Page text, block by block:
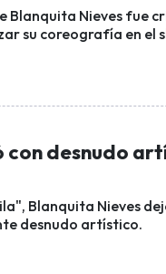
Blanquita Nieves fue
su coreografía en el
con desnudo
Blanquita Nieves
desnudo artístico.